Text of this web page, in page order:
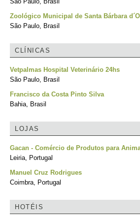
Zoológico Municipal de Santa Bárbara
São Paulo, Brasil
CLÍNICAS
Vetpalmas Hospital Veterinário 24hs
São Paulo, Brasil
Francisco da Costa Pinto Silva
Bahia, Brasil
LOJAS
Gacan - Comércio de Produtos para
Leiria, Portugal
Manuel Cruz Rodrigues
Coimbra, Portugal
HOTÉIS